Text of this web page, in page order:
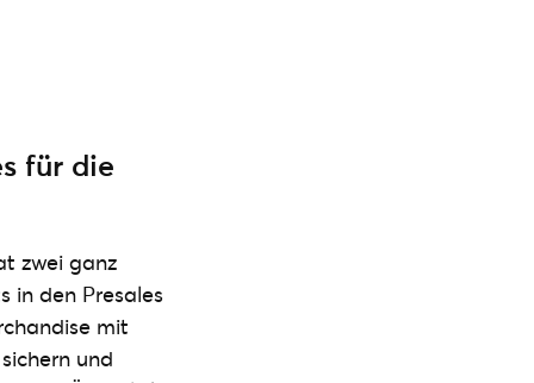
für die
zwei ganz
in den Presales
mit
und